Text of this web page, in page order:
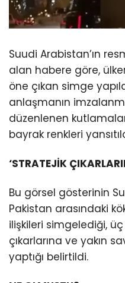
Suudi Arabistan’ın
alan habere göre,
öne çıkan simge
anlaşmanın
düzenlenen
bayrak renkleri
‘STRATEJİK
Bu görsel gösterinin
Pakistan arasındaki
ilişkileri simgelediği,
çıkarlarına ve yakın
yaptığı belirtildi.